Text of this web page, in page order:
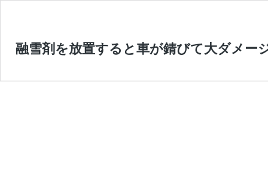
融雪剤を放置すると車が錆びて大ダメー